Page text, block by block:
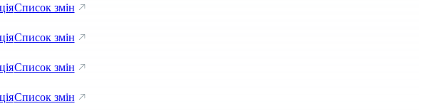
Список змін
Список змін
Список змін
Список змін